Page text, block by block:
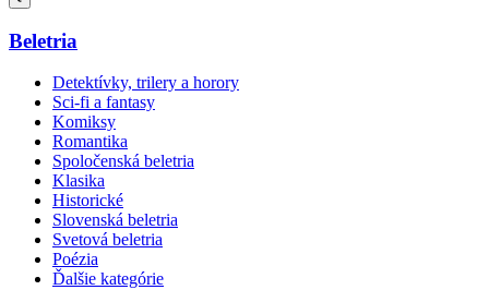
Beletria
Detektívky, trilery a horory
Sci-fi a fantasy
Komiksy
Romantika
Spoločenská beletria
Klasika
Historické
Slovenská beletria
Svetová beletria
Poézia
Ďalšie kategórie